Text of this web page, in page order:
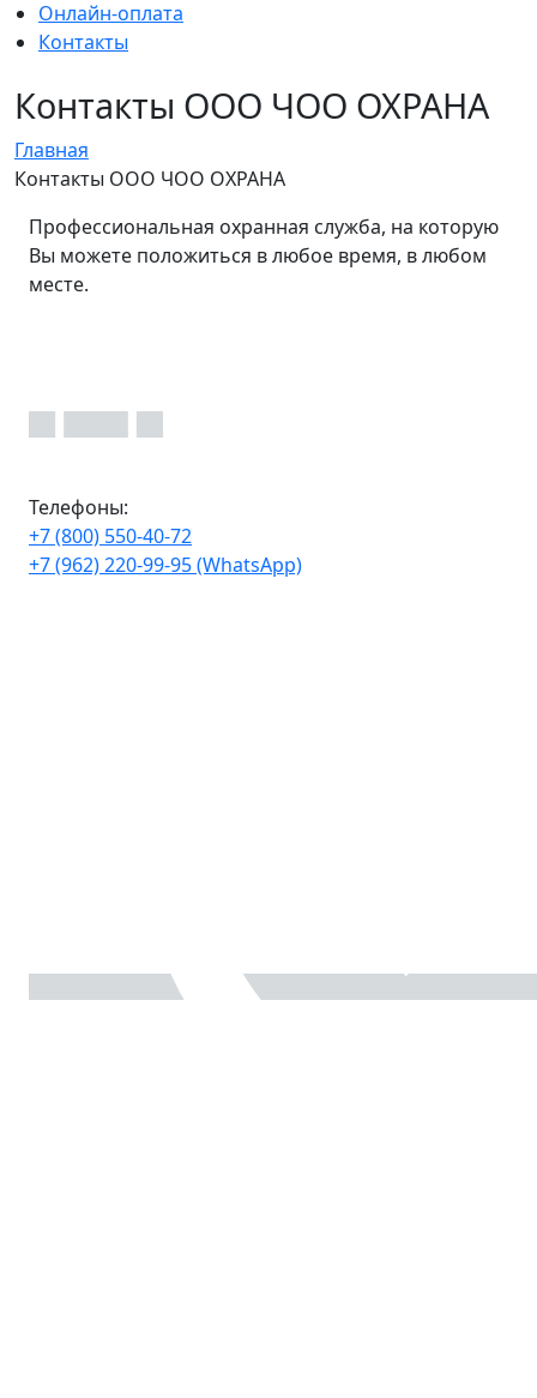
Онлайн-оплата
Контакты
Контакты ООО ЧОО ОХРАНА
Главная
Контакты ООО ЧОО ОХРАНА
Профессиональная охранная служба, на которую
Вы можете положиться в любое время, в любом
месте.
Телефоны:
+7 (800) 550-40-72
+7 (962) 220-99-95 (WhatsApp)